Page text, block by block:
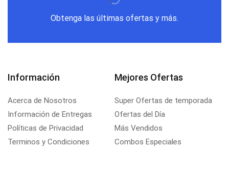
Obtenga las últimas ofertas y más.
Información
Acerca de Nosotros
Información de Entregas
Políticas de Privacidad
Terminos y Condiciones
Mejores Ofertas
Super Ofertas de temporada
Ofertas del Día
Más Vendidos
Combos Especiales